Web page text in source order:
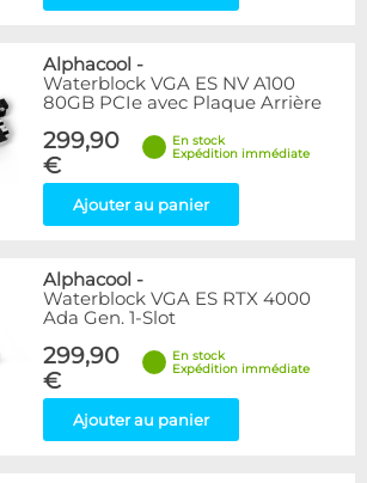
Alphacool -
Waterblock VGA ES NV A100
80GB PCIe avec Plaque Arrière
299,90
€
En stock
Expédition immédiate
Ajouter au panier
Alphacool -
Waterblock VGA ES RTX 4000
Ada Gen. 1-Slot
299,90
€
En stock
Expédition immédiate
Ajouter au panier